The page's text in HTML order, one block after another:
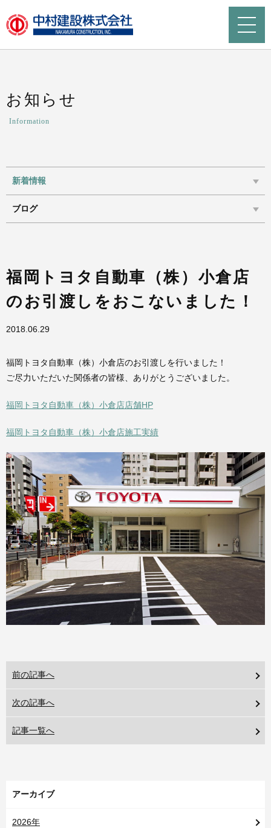
お知らせ
Information
新着情報
ブログ
福岡トヨタ自動車（株）小倉店
のお引渡しをおこないました！
2018.06.29
福岡トヨタ自動車（株）小倉店のお引渡しを行いました！
ご尽力いただいた関係者の皆様、ありがとうございました。
福岡トヨタ自動車（株） 小倉店店舗HP
福岡トヨタ自動車（株）小倉店施工実績
前の記事へ
次の記事へ
記事一覧へ
アーカイブ
2026年